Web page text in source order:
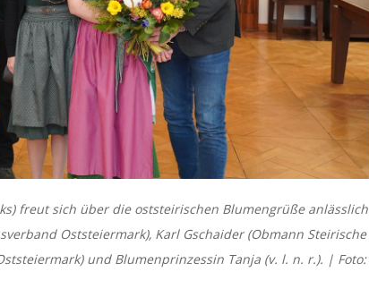
freut sich über die oststeirischen Blumengrüße anlässlich
Oststeiermark), Karl Gschaider (Obmann Steirische
und Blumenprinzessin Tanja (v. l. n. r.). | Foto: